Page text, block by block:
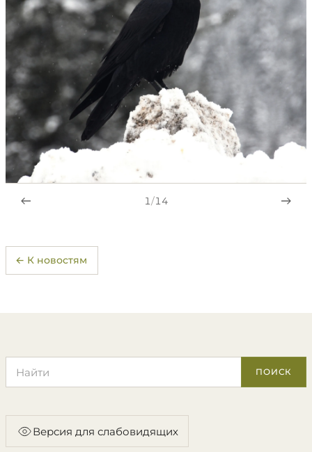
1/14
← К новостям
ПОИСК
Версия для слабовидящих